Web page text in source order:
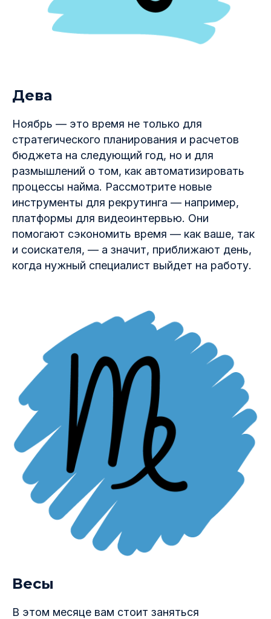
Дева
Ноябрь — это время не только для
стратегического планирования и расчетов
бюджета на следующий год, но и для
размышлений о том, как автоматизировать
процессы найма. Рассмотрите новые
инструменты для рекрутинга — например,
платформы для видеоинтервью. Они
помогают сэкономить время — как ваше, так
и соискателя, — а значит, приближают день,
когда нужный специалист выйдет на работу.
Весы
В этом месяце вам стоит заняться